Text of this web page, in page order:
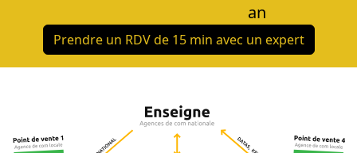
an
Prendre un RDV de 15 min avec un expert